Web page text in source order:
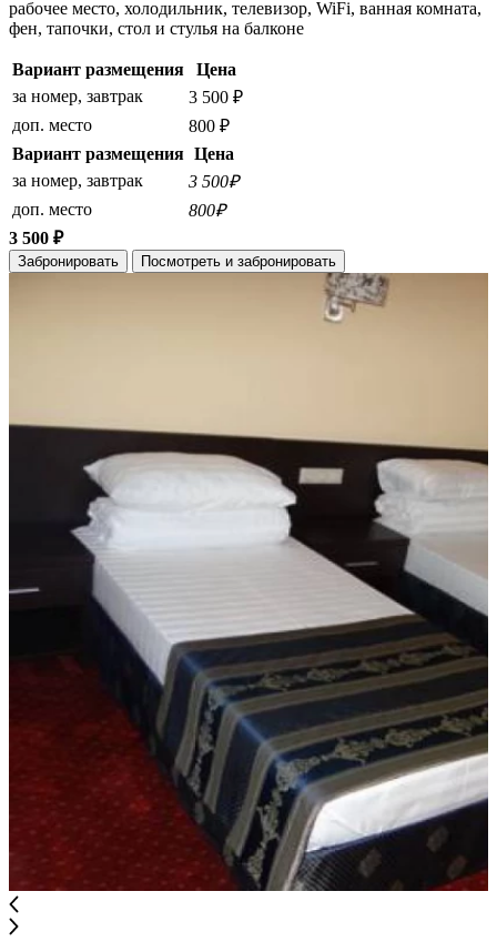
рабочее место, холодильник, телевизор, WiFi, ванная комната,
фен, тапочки, стол и стулья на балконе
Вариант размещения
Цена
за номер, завтрак
3 500 ₽
доп. место
800 ₽
Вариант размещения Цена
за номер, завтрак
3 500₽
доп. место
800₽
3 500 ₽
Забронировать Посмотреть и забронировать